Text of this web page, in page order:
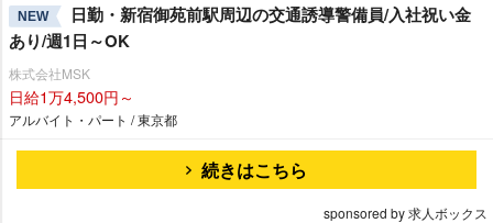
NEW
日勤・新宿御苑前駅周辺の交通誘導警備員/入社祝い金
あり/週1日～OK
株式会社MSK
日給1万4,500円～
アルバイト・パート / 東京都
続きはこちら
sponsored by 求人ボックス